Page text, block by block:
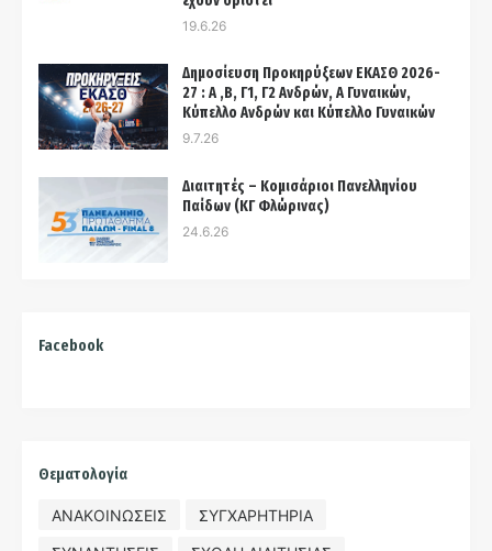
19.6.26
Δημοσίευση Προκηρύξεων ΕΚΑΣΘ 2026-
27 : Α ,Β, Γ1, Γ2 Ανδρών, Α Γυναικών,
Κύπελλο Ανδρών και Κύπελλο Γυναικών
9.7.26
Διαιτητές – Κομισάριοι Πανελληνίου
Παίδων (ΚΓ Φλώρινας)
24.6.26
Facebook
Θεματολογία
ΑΝΑΚΟΙΝΩΣΕΙΣ
ΣΥΓΧΑΡΗΤΗΡΙΑ